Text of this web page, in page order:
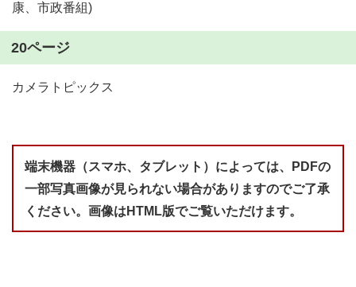
康、市政番組)
20ページ
カメラトピックス
端末機器（スマホ、タブレット）によっては、PDFの
一部写真画像が見られない場合がありますのでご了承
ください。画像はHTML版でご覧いただけます。